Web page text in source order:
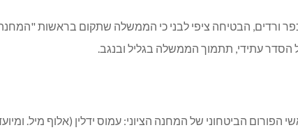
ורדים, הבטיחה ציפי לבני כי הממשלה שתקום בראשות
עתידי, תתמוך הממשלה בגליל ובנגב.
הפורום הביטחוני של המחנה הציוני: עמוס ידלין (אלוף מיל.